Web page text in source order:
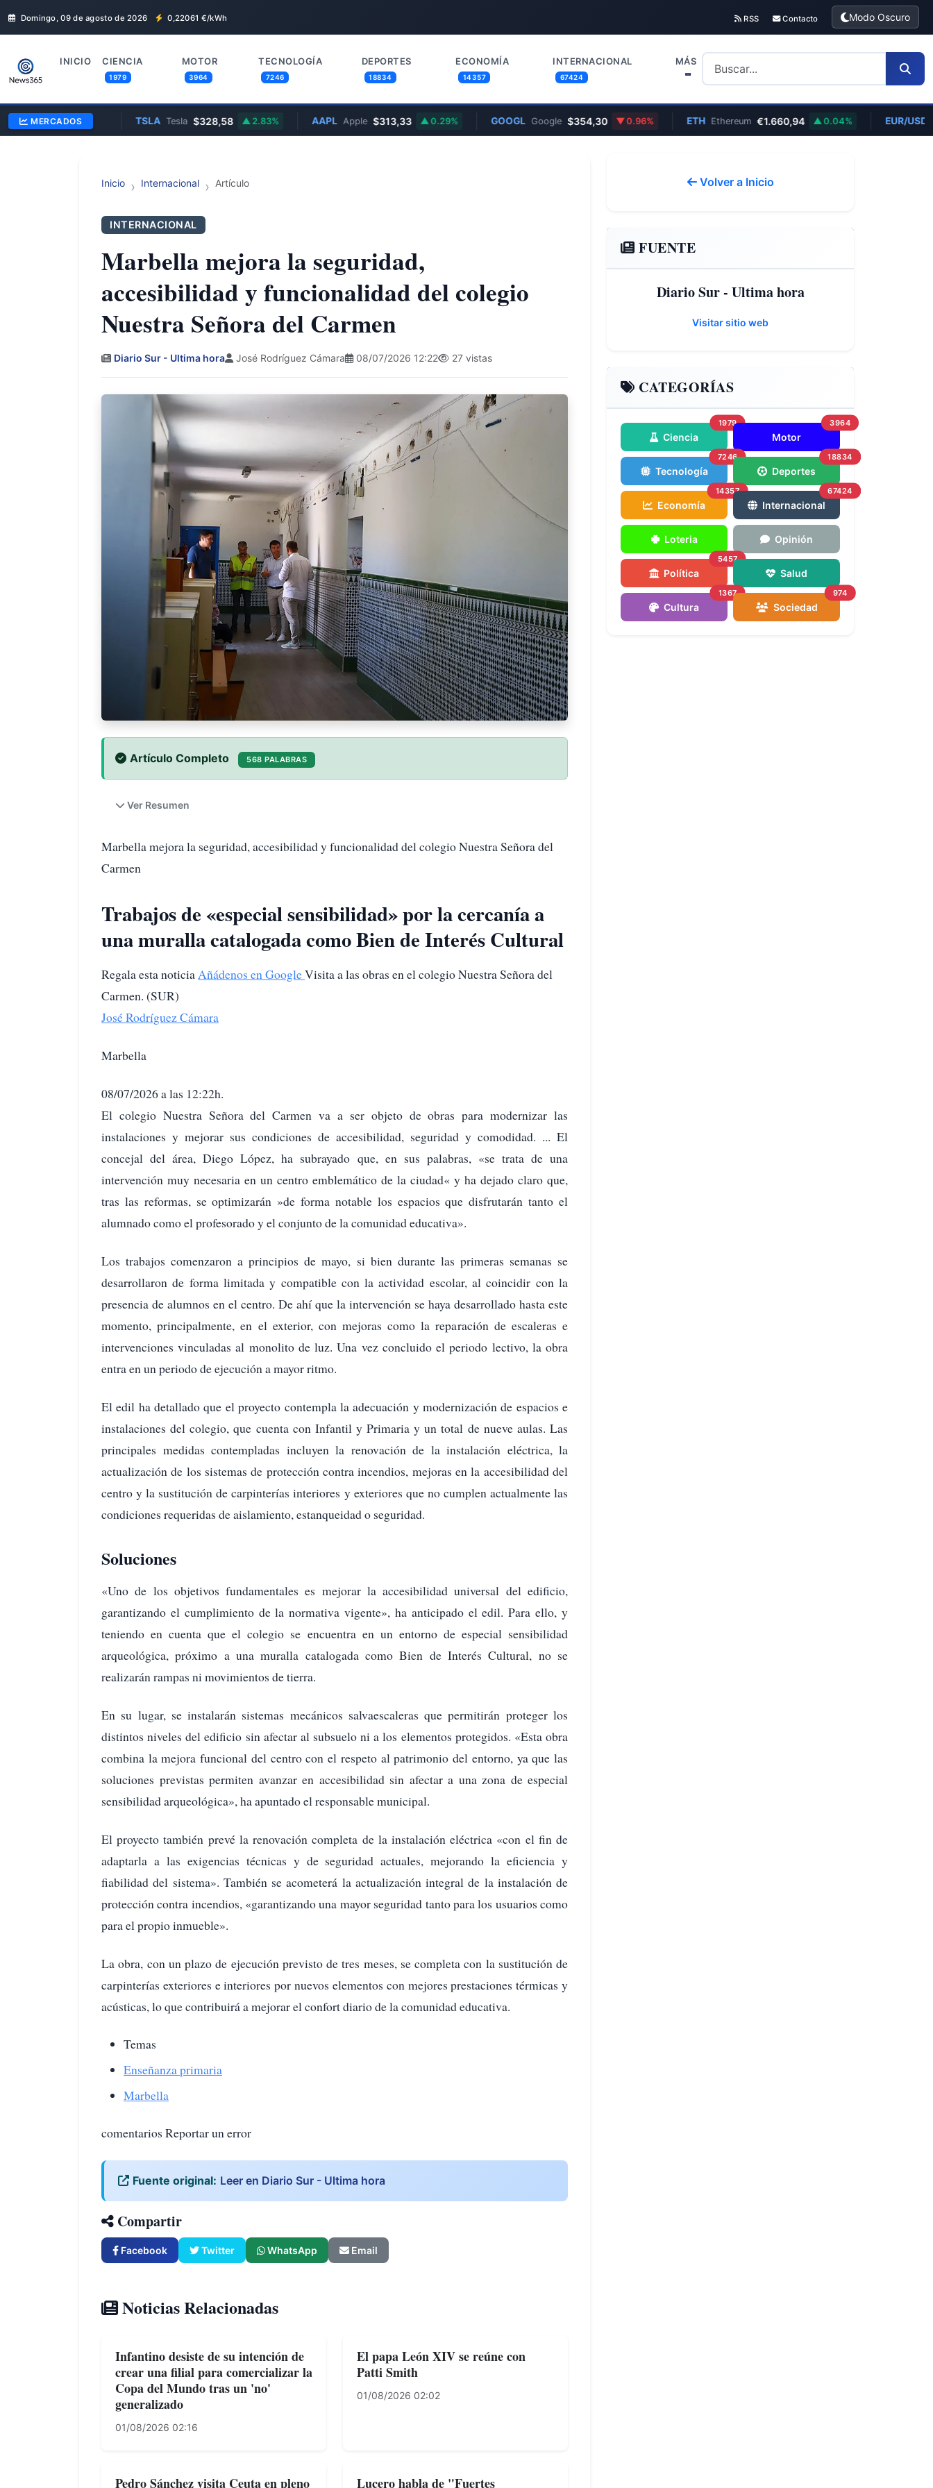
Domingo, 09 de agosto de 2026 0,22061 €/kWh RSS Contacto Modo Oscuro
INICIO CIENCIA
1979
MOTOR
3964
TECNOLOGÍA
7246
DEPORTES
18834
ECONOMÍA
14357
INTERNACIONAL
67424
MÁS
MERCADOS
0,8570 — Tesla $328,58 2.83% Apple $313,33 0.29% GOOGL Google $354,30 0.96% Ethereum €1.660,94 0.04% EUR/USD Euro/
Inicio Internacional Artículo
INTERNACIONAL
Marbella mejora la seguridad,
accesibilidad y funcionalidad del colegio
Nuestra Señora del Carmen
Diario Sur - Ultima hora José Rodríguez Cámara 08/07/2026 12:22 27 vistas
Artículo Completo 568 PALABRAS
Ver Resumen
Marbella mejora la seguridad, accesibilidad y funcionalidad del colegio Nuestra Señora del
Carmen
Trabajos de «especial sensibilidad» por la cercanía a
una muralla catalogada como Bien de Interés Cultural
Regala esta noticiaAñádenos en GoogleVisita a las obras en el colegio Nuestra Señora del
Carmen. (SUR)
José Rodríguez Cámara
Marbella
08/07/2026 a las 12:22h.
El colegio Nuestra Señora del Carmen va a ser objeto de obras para modernizar las
instalaciones y mejorar sus condiciones de accesibilidad, seguridad y comodidad. ... El
concejal del área, Diego López, ha subrayado que, en sus palabras, «se trata de una
intervención muy necesaria en un centro emblemático de la ciudad« y ha dejado claro que,
tras las reformas, se optimizarán »de forma notable los espacios que disfrutarán tanto el
alumnado como el profesorado y el conjunto de la comunidad educativa».
Los trabajos comenzaron a principios de mayo, si bien durante las primeras semanas se
desarrollaron de forma limitada y compatible con la actividad escolar, al coincidir con la
presencia de alumnos en el centro. De ahí que la intervención se haya desarrollado hasta este
momento, principalmente, en el exterior, con mejoras como la reparación de escaleras e
intervenciones vinculadas al monolito de luz. Una vez concluido el periodo lectivo, la obra
entra en un periodo de ejecución a mayor ritmo.
El edil ha detallado que el proyecto contempla la adecuación y modernización de espacios e
instalaciones del colegio, que cuenta con Infantil y Primaria y un total de nueve aulas. Las
principales medidas contempladas incluyen la renovación de la instalación eléctrica, la
actualización de los sistemas de protección contra incendios, mejoras en la accesibilidad del
centro y la sustitución de carpinterías interiores y exteriores que no cumplen actualmente las
condiciones requeridas de aislamiento, estanqueidad o seguridad.
Soluciones
«Uno de los objetivos fundamentales es mejorar la accesibilidad universal del edificio,
garantizando el cumplimiento de la normativa vigente», ha anticipado el edil. Para ello, y
teniendo en cuenta que el colegio se encuentra en un entorno de especial sensibilidad
arqueológica, próximo a una muralla catalogada como Bien de Interés Cultural, no se
realizarán rampas ni movimientos de tierra.
En su lugar, se instalarán sistemas mecánicos salvaescaleras que permitirán proteger los
distintos niveles del edificio sin afectar al subsuelo ni a los elementos protegidos. «Esta obra
combina la mejora funcional del centro con el respeto al patrimonio del entorno, ya que las
soluciones previstas permiten avanzar en accesibilidad sin afectar a una zona de especial
sensibilidad arqueológica», ha apuntado el responsable municipal.
El proyecto también prevé la renovación completa de la instalación eléctrica «con el fin de
adaptarla a las exigencias técnicas y de seguridad actuales, mejorando la eficiencia y
fiabilidad del sistema». También se acometerá la actualización integral de la instalación de
protección contra incendios, «garantizando una mayor seguridad tanto para los usuarios como
para el propio inmueble».
La obra, con un plazo de ejecución previsto de tres meses, se completa con la sustitución de
carpinterías exteriores e interiores por nuevos elementos con mejores prestaciones térmicas y
acústicas, lo que contribuirá a mejorar el confort diario de la comunidad educativa.
Temas
Enseñanza primaria
Marbella
comentarios Reportar un error
Fuente original: Leer en Diario Sur - Ultima hora
Compartir
Facebook Twitter WhatsApp Email
Noticias Relacionadas
Infantino desiste de su intención de
crear una filial para comercializar la
Copa del Mundo tras un 'no'
generalizado
01/08/2026 02:16
El papa León XIV se reúne con
Patti Smith
01/08/2026 02:02
Pedro Sánchez visita Ceuta en pleno Lucero habla de "Fuertes
Volver a Inicio
FUENTE
Diario Sur - Ultima hora
Visitar sitio web
CATEGORÍAS
Ciencia
1979
Motor
3964
Tecnología
7246
Deportes
18834
Economía
14357
Internacional
67424
Loteria Opinión
Política
5457
Salud
Cultura
1367
Sociedad
974